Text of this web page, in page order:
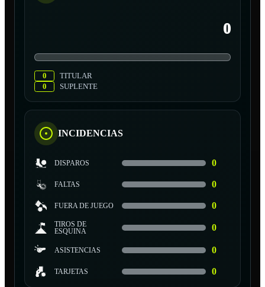
0
0
TITULAR
0
SUPLENTE
INCIDENCIAS
DISPAROS 0
FALTAS 0
FUERA DE JUEGO 0
TIROS DE
ESQUINA
0
ASISTENCIAS 0
TARJETAS 0